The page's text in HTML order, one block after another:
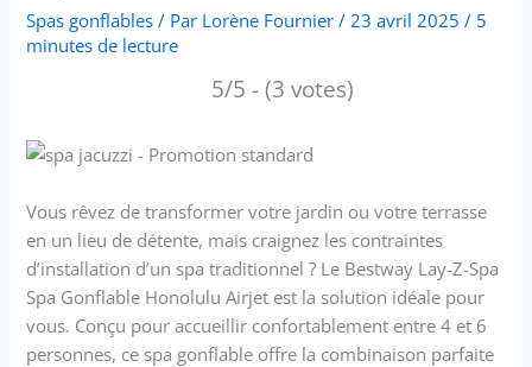
Spas gonflables / Par Lorène Fournier/ 23 avril 2025/ 5
minutes de lecture
5/5 - (3 votes)
Vous rêvez de transformer votre jardin ou votre terrasse
en un lieu de détente, mais craignez les contraintes
d’installation d’un spa traditionnel ? Le Bestway Lay-Z-Spa
Spa Gonflable Honolulu Airjet est la solution idéale pour
vous. Conçu pour accueillir confortablement entre 4 et 6
personnes, ce spa gonflable offre la combinaison parfaite